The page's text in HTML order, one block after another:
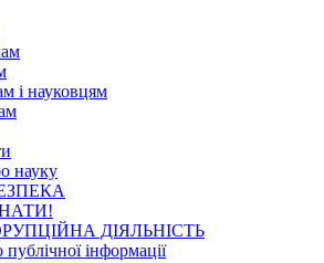
і науковцям
науку
ДІЯЛЬНІСТЬ
інформації